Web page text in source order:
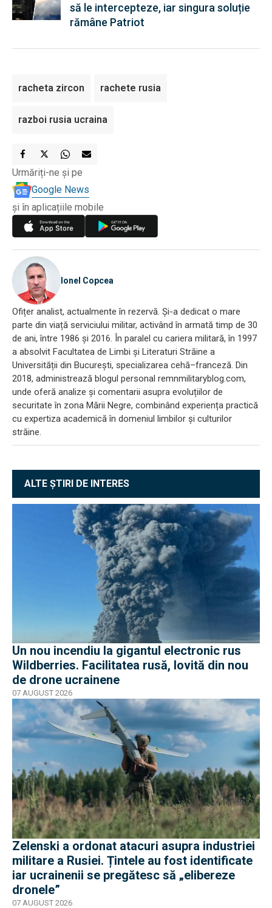
să le intercepteze, iar singura soluție
rămâne Patriot
racheta zircon rachete rusia
razboi rusia ucraina
Urmăriți-ne și pe
Google News
și în aplicațiile mobile
Ionel Copcea
Ofițer analist, actualmente în rezervă. Și-a dedicat o mare
parte din viață serviciului militar, activând în armată timp de 30
de ani, între 1986 și 2016. În paralel cu cariera militară, în 1997
a absolvit Facultatea de Limbi și Literaturi Străine a
Universității din București, specializarea cehă–franceză. Din
2018, administrează blogul personal remnmilitaryblog.com,
unde oferă analize și comentarii asupra evoluțiilor de
securitate în zona Mării Negre, combinând experiența practică
cu expertiza academică în domeniul limbilor și culturilor
străine.
ALTE ȘTIRI DE INTERES
Un nou incendiu la gigantul electronic rus
Wildberries. Facilitatea rusă, lovită din nou
de drone ucrainene
07 AUGUST 2026
Zelenski a ordonat atacuri asupra industriei
militare a Rusiei. Țintele au fost identificate
iar ucrainenii se pregătesc să „elibereze
dronele”
07 AUGUST 2026